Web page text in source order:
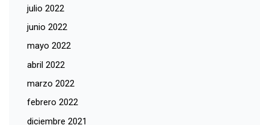
julio 2022
junio 2022
mayo 2022
abril 2022
marzo 2022
febrero 2022
diciembre 2021